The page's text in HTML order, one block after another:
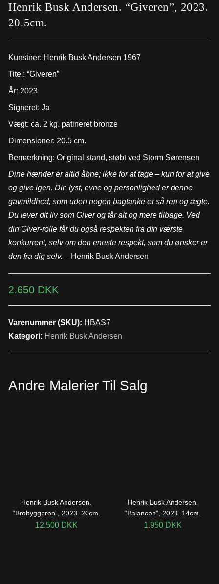
Henrik Busk Andersen. “Giveren”, 2023.
20.5cm.
Kunstner: Henrik Busk Andersen 1967
Titel: “Giveren”
År: 2023
Signeret: Ja
Vægt: ca. 2 kg. patineret bronze
Dimensioner: 20.5 cm.
Bemærkning: Original stand, støbt ved Storm Sørensen
Dine hænder er altid åbne; ikke for at tage – kun for at give
og give igen. Din lyst, evne og personlighed er denne
gavmildhed, som uden nogen bagtanke er så ren og ægte.
Du lever dit liv som Giver og får alt og mere tilbage. Ved
din Giver-rolle får du også respekten fra din værste
konkurrent, selv om den eneste respekt, som du ønsker er
den fra dig selv. – Henrik Busk Andersen
2.650 DKK
Varenummer (SKU): HBAS7
Kategori: Henrik Busk Andersen
Andre Malerier Til Salg
Henrik Busk Andersen.
“Brobyggeren”, 2023. 20cm.
12.500 DKK
Henrik Busk Andersen.
“Balancen”, 2023. 14cm.
1.950 DKK